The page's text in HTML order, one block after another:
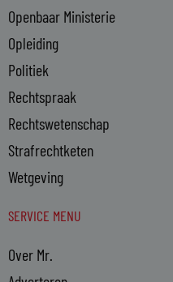
Openbaar Ministerie
Opleiding
Politiek
Rechtspraak
Rechtswetenschap
Strafrechtketen
Wetgeving
SERVICE MENU
Over Mr.